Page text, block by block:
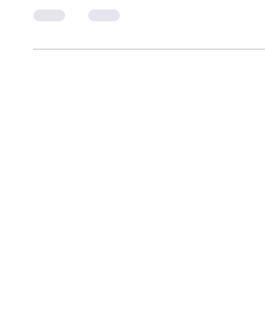
Affarefatto ti guida nel tuo
✨